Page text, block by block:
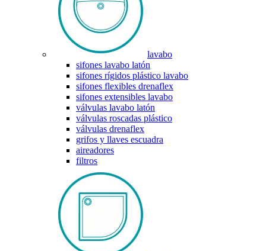
lavabo
sifones lavabo latón
sifones rígidos plástico lavabo
sifones flexibles drenaflex
sifones extensibles lavabo
válvulas lavabo latón
válvulas roscadas plástico
válvulas drenaflex
grifos y llaves escuadra
aireadores
filtros